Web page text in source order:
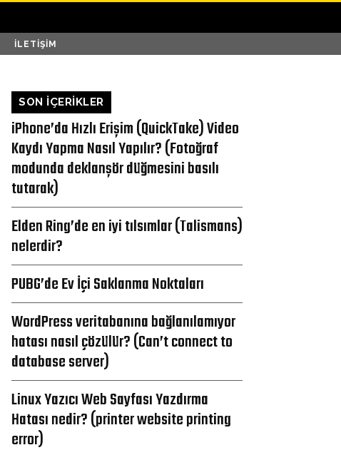
İLETIŞIM
SON İÇERİKLER
iPhone’da Hızlı Erişim (QuickTake) Video
Kaydı Yapma Nasıl Yapılır? (Fotoğraf
modunda deklanşör düğmesini basılı
tutarak)
Elden Ring’de en iyi tılsımlar (Talismans)
nelerdir?
PUBG’de Ev İçi Saklanma Noktaları
WordPress veritabanına bağlanılamıyor
hatası nasıl çözülür? (Can’t connect to
database server)
Linux Yazıcı Web Sayfası Yazdırma
Hatası nedir? (printer website printing
error)